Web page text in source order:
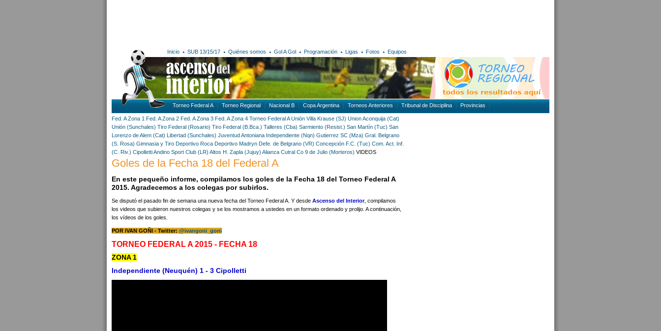
Inicio SUB 13/15/17 Quiénes somos Gol A Gol Programación Ligas Fotos Equipos
Torneo Federal A Torneo Regional Nacional B Copa Argentina Torneos Anteriores Tribunal de Disciplina Provincias
Fed. A Zona 1 Fed. A Zona 2 Fed. A Zona 3 Fed. A Zona 4 Torneo Federal A Unión Villa Krause (SJ) Union Aconquija (Cat)
Unión (Sunchales) Tiro Federal (Rosario) Tiro Federal (B.Bca.) Talleres (Cba) Sarmiento (Resist.) San Martín (Tuc) San
Lorenzo de Alem (Cat) Libertad (Sunchales) Juventud Antoniana Independiente (Nqn) Gutierrez SC (Mza) Gral. Belgrano
(S. Rosa) Gimnasia y Tiro Deportivo Roca Deportivo Madryn Defe. de Belgrano (VR) Concepción F.C. (Tuc) Com. Act. Inf.
(C. Riv.) CipollettiAndino Sport Club (LR) Altos H. Zapla (Jujuy) Alianza Cutral Co 9 de Julio (Morteros) VIDEOS
Goles de la Fecha 18 del Federal A
En este pequeño informe, compilamos los goles de la Fecha 18 del Torneo Federal A
2015. Agradecemos a los colegas por subirlos.
Se disputó el pasado fin de semana una nueva fecha del Torneo Federal A. Y desde Ascenso del Interior, compilamos
los videos que subieron nuestros colegas y se los mostramos a ustedes en un formato ordenado y prolijo. A continuación,
los vídeos de los goles.
POR IVAN GOÑI - Twitter: @ivangoni_goni
TORNEO FEDERAL A 2015 - FECHA 18
ZONA 1
Independiente (Neuquén) 1 - 3 Cipolletti